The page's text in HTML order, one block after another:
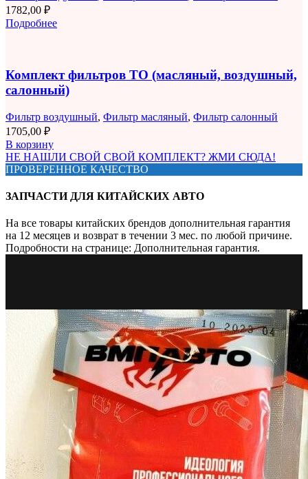
1782,00 ₽
Подробнее
Комплект фильтров ТО (масляный, воздушный,
салонный)
Фильтр воздушный, Фильтр масляный, Фильтр салонный
1705,00 ₽
В корзину
НЕ НАШЛИ СВОЙ СВОЙ КОМПЛЕКТ? ЖМИ СЮДА!
ПРОВЕРЕННОЕ КАЧЕСТВО
ЗАПЧАСТИ ДЛЯ КИТАЙСКИХ АВТО
На все товары китайских брендов дополнительная гарантия
на 12 месяцев и возврат в течении 3 мес. по любой причине.
Подробности на странице: Дополнительная гарантия.